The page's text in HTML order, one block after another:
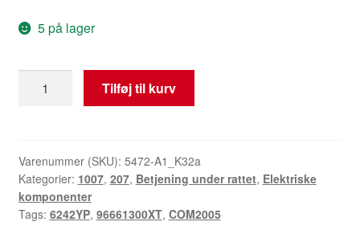
5 på lager
Multifunktionskontakt
207
96661300XT
6242YP
antal
Tilføj til kurv
Varenummer (SKU): 5472-A1_K32a
Kategorier: 1007, 207, Betjening under rattet, Elektriske
komponenter
Tags: 6242YP, 96661300XT, COM2005